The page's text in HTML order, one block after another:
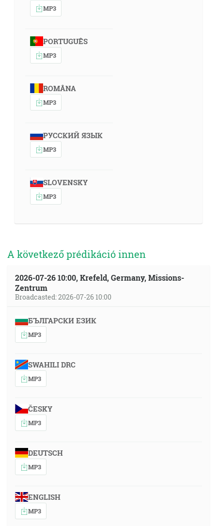
MP3
PORTUGUÊS
MP3
ROMÂNA
MP3
РУССКИЙ ЯЗЫК
MP3
SLOVENSKY
MP3
A következő prédikáció innen
2026-07-26 10:00, Krefeld, Germany, Missions-
Zentrum
Broadcasted: 2026-07-26 10:00
БЪЛГАРСКИ ЕЗИК
MP3
SWAHILI DRC
MP3
ČESKY
MP3
DEUTSCH
MP3
ENGLISH
MP3